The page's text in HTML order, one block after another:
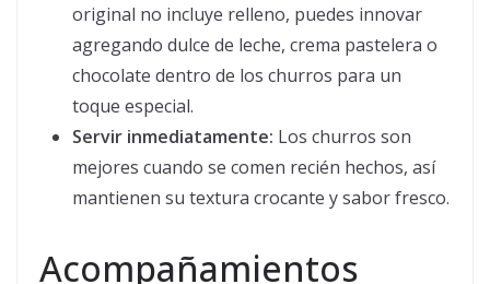
original no incluye relleno, puedes innovar
agregando dulce de leche, crema pastelera o
chocolate dentro de los churros para un
toque especial.
Servir inmediatamente: Los churros son
mejores cuando se comen recién hechos, así
mantienen su textura crocante y sabor fresco.
Acompañamientos